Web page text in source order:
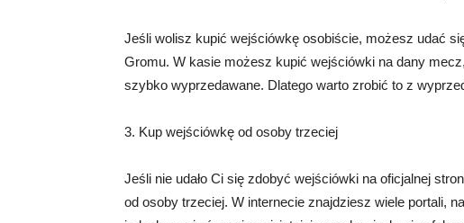
Jeśli wolisz kupić wejściówkę osobiście, możesz udać
Gromu. W kasie możesz kupić wejściówki na dany
szybko wyprzedawane. Dlatego warto zrobić to z
3. Kup wejściówkę od osoby trzeciej
Jeśli nie udało Ci się zdobyć wejściówki na oficjalnej
od osoby trzeciej. W internecie znajdziesz wiele portali,